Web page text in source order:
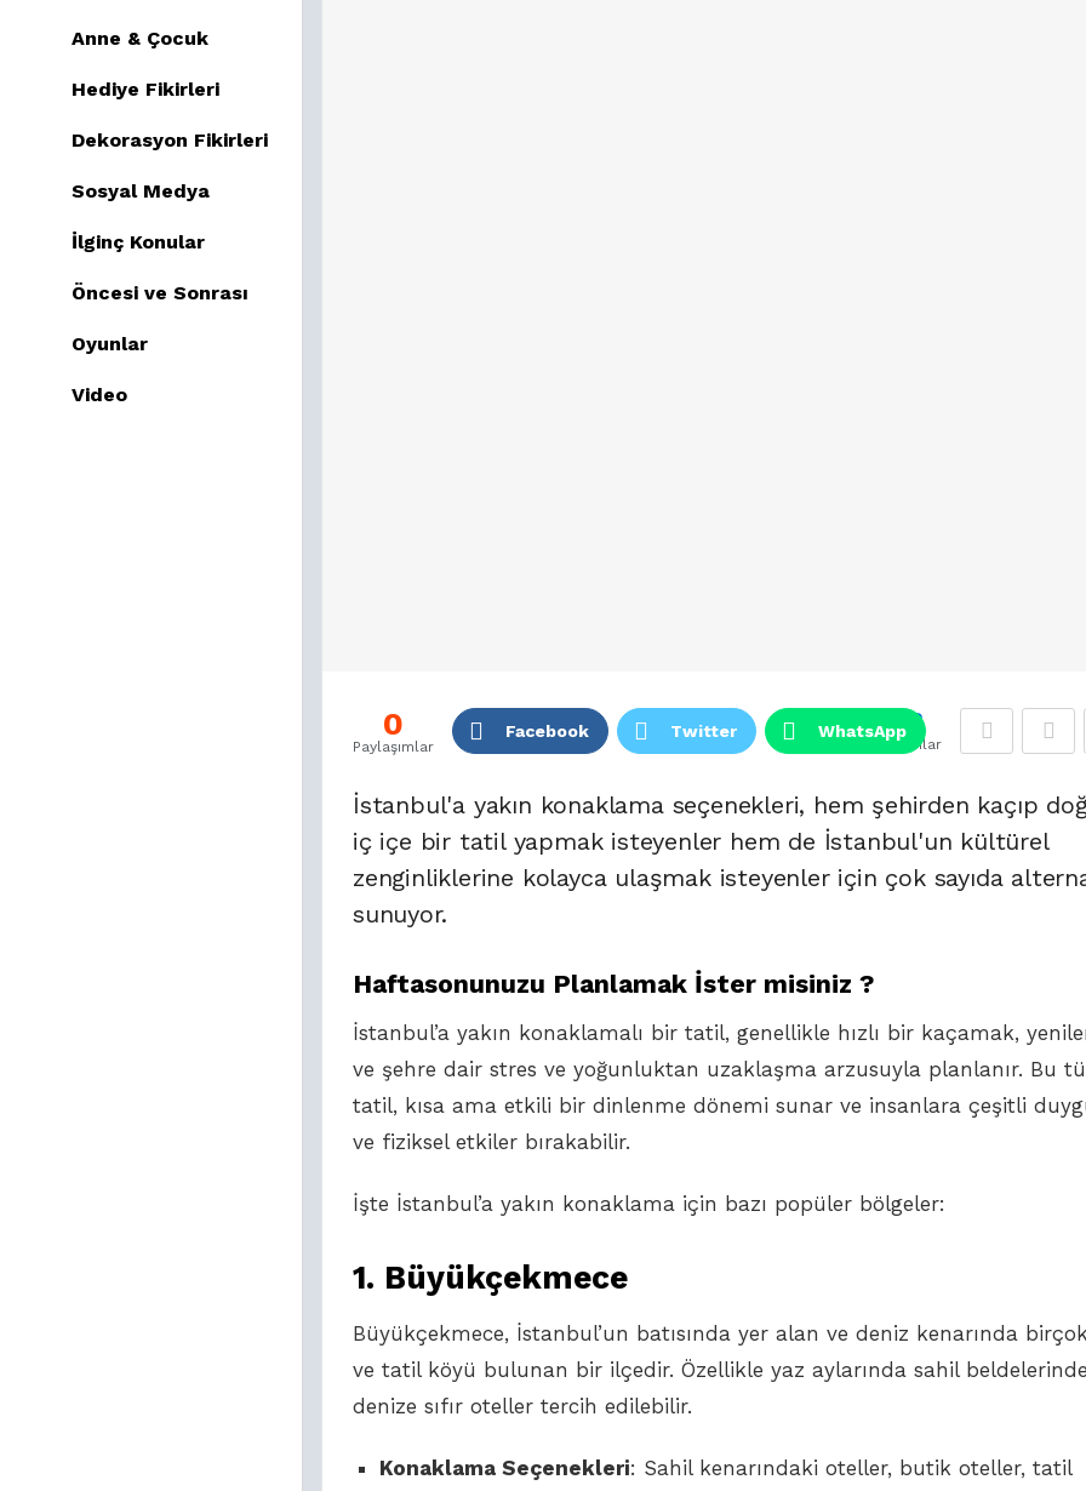
0
Paylaşımlar
Facebook Twitter WhatsApp3
Puanlar
İstanbul'a yakın konaklama seçenekleri, hem şehirden kaçıp
iç içe bir tatil yapmak isteyenler hem de İstanbul'un kültürel
zenginliklerine kolayca ulaşmak isteyenler için çok sayıda
sunuyor.
Haftasonunuzu Planlamak İster misiniz ?
İstanbul’a yakın konaklamalı bir tatil, genellikle hızlı bir kaçamak,
ve şehre dair stres ve yoğunluktan uzaklaşma arzusuyla planlanır. Bu
tatil, kısa ama etkili bir dinlenme dönemi sunar ve insanlara çeşitli
ve fiziksel etkiler bırakabilir.
İşte İstanbul’a yakın konaklama için bazı popüler bölgeler:
1. Büyükçekmece
Büyükçekmece, İstanbul’un batısında yer alan ve deniz kenarında
ve tatil köyü bulunan bir ilçedir. Özellikle yaz aylarında sahil beldelerinde
denize sıfır oteller tercih edilebilir.
Konaklama Seçenekleri: Sahil kenarındaki oteller, butik oteller, tatil
Anne & Çocuk
Hediye Fikirleri
Dekorasyon Fikirleri
Sosyal Medya
İlginç Konular
Öncesi ve Sonrası
Oyunlar
Video